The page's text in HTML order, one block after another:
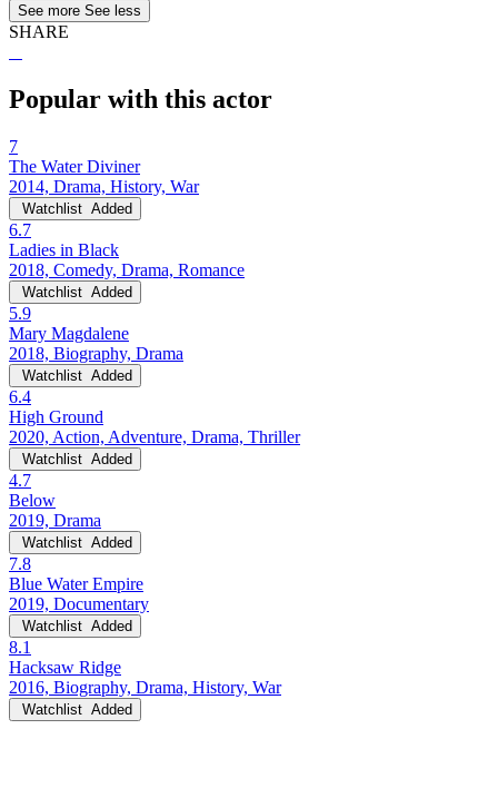
See more See less
SHARE
Popular with this actor
7
The Water Diviner
2014, Drama, History, War
Watchlist Added
6.7
Ladies in Black
2018, Comedy, Drama, Romance
Watchlist Added
5.9
Mary Magdalene
2018, Biography, Drama
Watchlist Added
6.4
High Ground
2020, Action, Adventure, Drama, Thriller
Watchlist Added
4.7
Below
2019, Drama
Watchlist Added
7.8
Blue Water Empire
2019, Documentary
Watchlist Added
8.1
Hacksaw Ridge
2016, Biography, Drama, History, War
Watchlist Added